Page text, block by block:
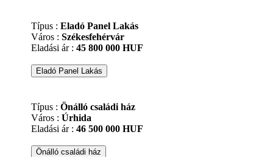
Típus : Eladó Panel Lakás
Város : Székesfehérvár
Eladási ár : 45 800 000 HUF
Típus : Önálló családi ház
Város : Úrhida
Eladási ár : 46 500 000 HUF